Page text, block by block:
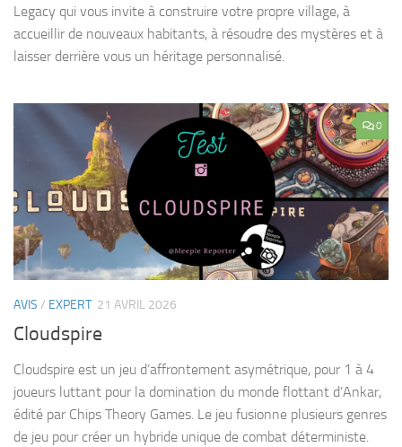
Legacy qui vous invite à construire votre propre village, à
accueillir de nouveaux habitants, à résoudre des mystères et à
laisser derrière vous un héritage personnalisé.
0
AVIS / EXPERT 21 AVRIL 2026
Cloudspire
Cloudspire est un jeu d’affrontement asymétrique, pour 1 à 4
joueurs luttant pour la domination du monde flottant d’Ankar,
édité par Chips Theory Games. Le jeu fusionne plusieurs genres
de jeu pour créer un hybride unique de combat déterministe.